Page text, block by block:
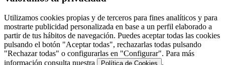
Utilizamos cookies propias y de terceros para fines analíticos y para
mostrarte publicidad personalizada en base a un perfil elaborado a
partir de tus hábitos de navegación. Puedes aceptar todas las cookies
pulsando el botón "Aceptar todas", rechazarlas todas pulsando
"Rechazar todas" o configurarlas en "Configurar". Para más
información consulta nuestra
Política de Cookies .